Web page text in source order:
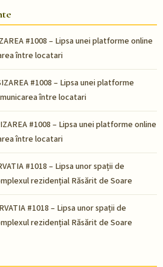
#1008 – Lipsa unei platforme online
între locatari
#1008 – Lipsa unei platforme
între locatari
#1008 – Lipsa unei platforme online
între locatari
#1018 – Lipsa unor spații de
rezidențial Răsărit de Soare
#1018 – Lipsa unor spații de
rezidențial Răsărit de Soare